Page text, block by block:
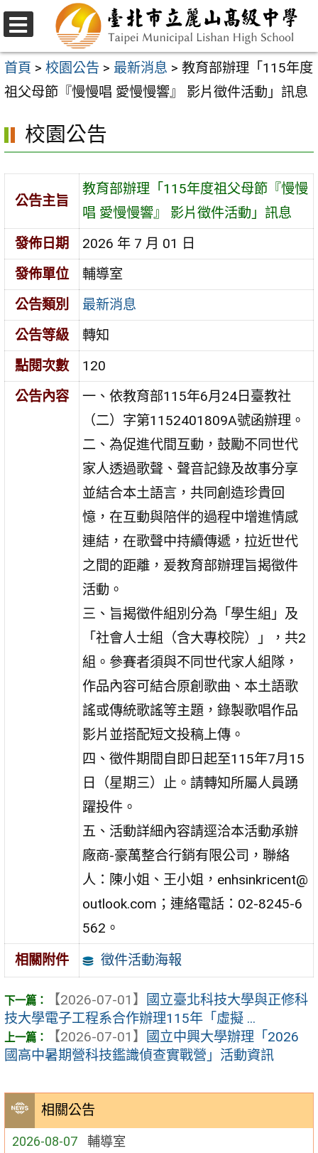
跳
至
主
要
容
區
選
單
首頁 > 校園公告 > 最新消息 > 教育部辦理「115年度
祖父母節『慢慢唱 愛慢慢響』 影片徵件活動」訊息
相關公告
2026-08-07 輔導室
校園公告
公告主旨
教育部辦理「115年度祖父母節『慢慢
唱 愛慢慢響』 影片徵件活動」訊息
發佈日期
2026 年 7 月 01 日
發佈單位
輔導室
公告類別
最新消息
公告等級
轉知
點閱次數
120
公告內容
一、依教育部115年6月24日臺教社
（二）字第1152401809A號函辦理。
二、為促進代間互動，鼓勵不同世代
家人透過歌聲、聲音記錄及故事分享
並結合本土語言，共同創造珍貴回
憶，在互動與陪伴的過程中增進情感
連結，在歌聲中持續傳遞，拉近世代
之間的距離，爰教育部辦理旨揭徵件
活動。
三、旨揭徵件組別分為「學生組」及
「社會人士組（含大專校院）」，共2
組。參賽者須與不同世代家人組隊，
作品內容可結合原創歌曲、本土語歌
謠或傳統歌謠等主題，錄製歌唱作品
影片並搭配短文投稿上傳。
四、徵件期間自即日起至115年7月15
日（星期三）止。請轉知所屬人員踴
躍投件。
五、活動詳細內容請逕洽本活動承辦
廠商-豪萬整合行銷有限公司，聯絡
人：陳小姐、王小姐，enhsinkricent@
outlook.com；連絡電話：02-8245-6
562。
相關附件
徵件活動海報
【2026-07-01】
國立臺北科技大學與正修科
技大學電子工程系合作辦理115年「虛擬 ...
【2026-07-01】
國立中興大學辦理「2026
國高中暑期營科技鑑識偵查實戰營」活動資訊